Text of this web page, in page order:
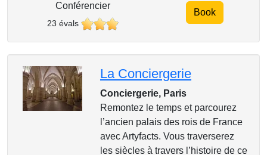
Conférencier
23 évals
Book
La Conciergerie
Conciergerie, Paris
Remontez le temps et parcourez
l’ancien palais des rois de France
avec Artyfacts. Vous traverserez
les siècles à travers l’histoire de ce